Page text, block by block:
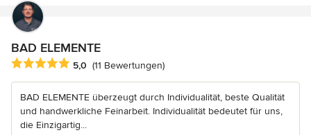
BAD ELEMENTE
Durchschnittliche Bewertung: 5 von 5 Sternen
5,0 (11 Bewertungen)
BAD ELEMENTE überzeugt durch Individualität, beste Qualität
und handwerkliche Feinarbeit. Individualität bedeutet für uns,
die Einzigartig...